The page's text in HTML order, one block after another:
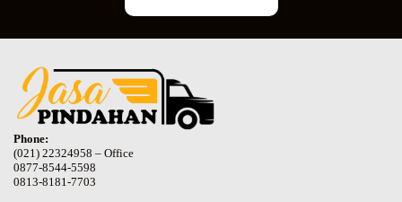
Phone:
(021) 22324958 – Office
0877-8544-5598
0813-8181-7703